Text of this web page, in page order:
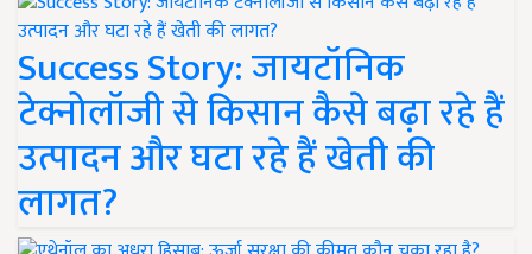
Success Story: जायटॉनिक
टेक्नोलॉजी से किसान कैसे बढ़ा रहे हैं
उत्पादन और घटा रहे हैं खेती की
लागत?